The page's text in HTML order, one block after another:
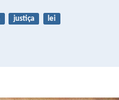
justiça
lei